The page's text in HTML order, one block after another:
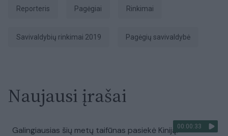
Reporteris Pagėgiai Rinkimai
Savivaldybių rinkimai 2019 Pagėgių savivaldybė
Naujausi įrašai
00:00:33
Galingiausias šių metų taifūnas pasiekė Kiniją: